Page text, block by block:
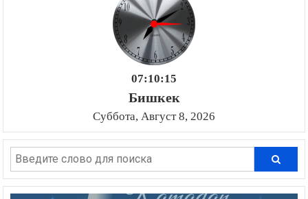
07:10:16
Бишкек
Суббота, Август 8, 2026